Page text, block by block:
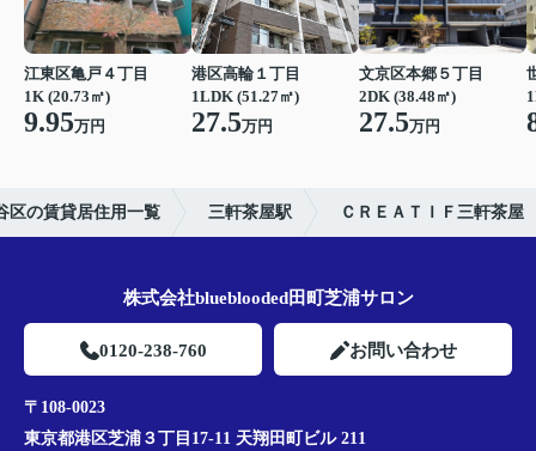
江東区亀戸４丁目
1K (20.73㎡)
9.95万円
港区高輪１丁目
1LDK (51.27㎡)
27.5万円
文京区本郷５丁目
2DK (38.48㎡)
27.5万円
区の賃貸居住用一覧 三軒茶屋駅 ＣＲＥＡＴＩＦ三軒茶屋
株式会社blueblooded田町芝浦サロン
0120-238-760 お問い合わせ
〒108-0023
東京都港区芝浦３丁目17-11 天翔田町ビル 211